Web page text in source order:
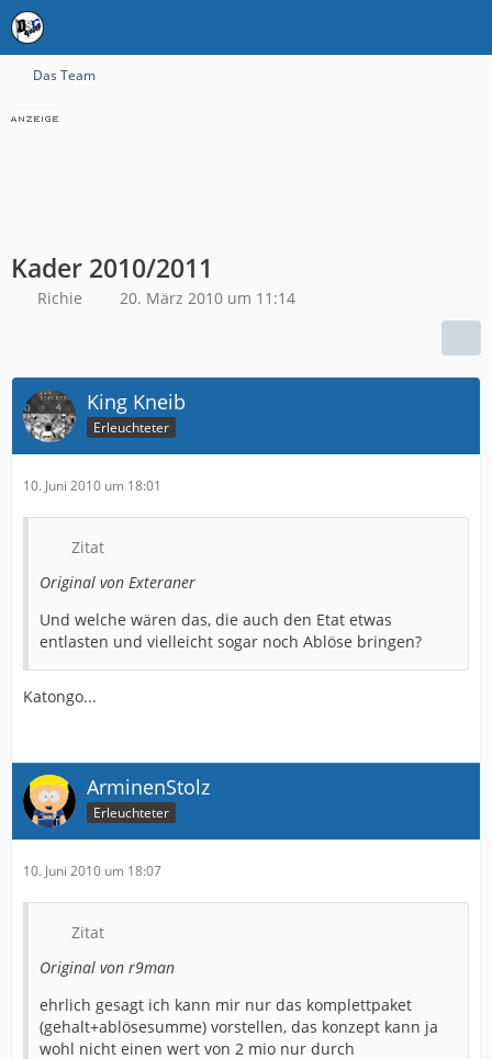
Das Team
Kader 2010/2011
Richie 20. März 2010 um 11:14
King Kneib
Erleuchteter
10. Juni 2010 um 18:01
Zitat
Original von Exteraner
Und welche wären das, die auch den Etat etwas
entlasten und vielleicht sogar noch Ablöse bringen?
Katongo...
ArminenStolz
Erleuchteter
10. Juni 2010 um 18:07
Zitat
Original von r9man
ehrlich gesagt ich kann mir nur das komplettpaket
(gehalt+ablösesumme) vorstellen, das konzept kann ja
wohl nicht einen wert von 2 mio nur durch